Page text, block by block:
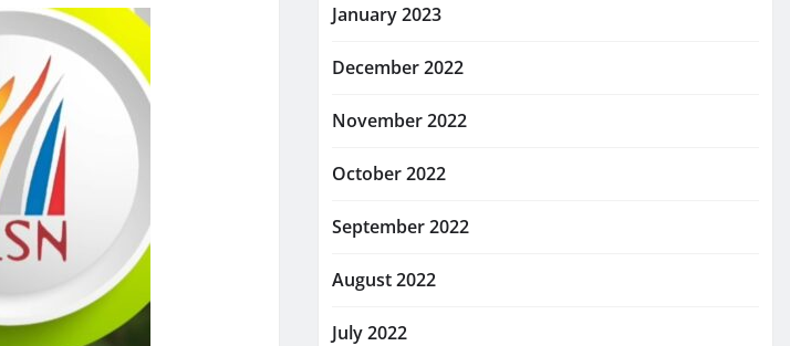
January 2023
December 2022
November 2022
October 2022
September 2022
August 2022
July 2022